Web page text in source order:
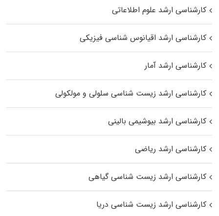
کارشناسی ارشد علوم اطلاعاتی
کارشناسی ارشد اقیانوس‌ شناسی فیزیکی
کارشناسی ارشد آمار
کارشناسی ارشد زیست شناسی سلولی و مولکولی
کارشناسی ارشد بیوشیمی بالینی
کارشناسی ارشد ریاضی
کارشناسی ارشد زیست‌ شناسی گیاهی
کارشناسی ارشد زیست‌ شناسی دریا